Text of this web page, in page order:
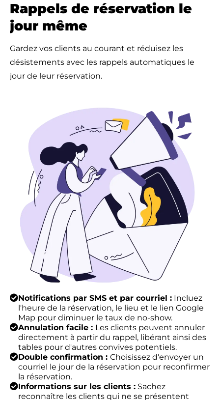
Rappels de réservation le
jour même
Gardez vos clients au courant et réduisez les
désistements avec les rappels automatiques le
jour de leur réservation.
Notifications par SMS et par courriel : Incluez
l'heure de la réservation, le lieu et le lien Google
Map pour diminuer le taux de no-show.
Annulation facile : Les clients peuvent annuler
directement à partir du rappel, libérant ainsi des
tables pour d'autres convives potentiels.
Double confirmation : Choisissez d'envoyer un
courriel le jour de la réservation pour reconfirmer
la réservation.
Informations sur les clients : Sachez
reconnaître les clients qui ne se présentent